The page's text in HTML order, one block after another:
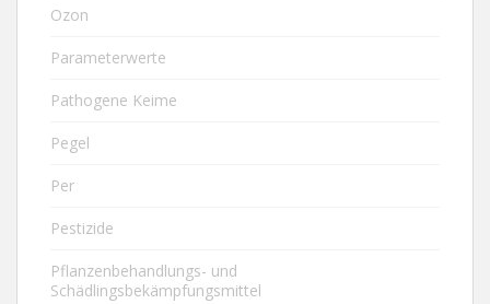
Ozon
Parameterwerte
Pathogene Keime
Pegel
Per
Pestizide
Pflanzenbehandlungs- und
Schädlingsbekämpfungsmittel